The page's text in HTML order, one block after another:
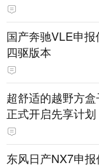
国产奔驰VLE申
四驱版本
超舒适的越野方
正式开启先享计划
东风日产NX7申